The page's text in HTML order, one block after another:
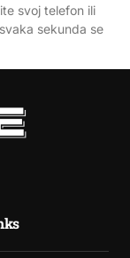
svoj telefon ili
sekunda se